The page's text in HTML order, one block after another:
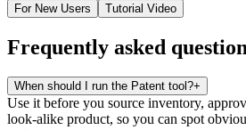
For New Users Tutorial Video
Frequently asked
When should I run the Patent tool?+
Use it before you source inventory,
look-alike product, so you can spot